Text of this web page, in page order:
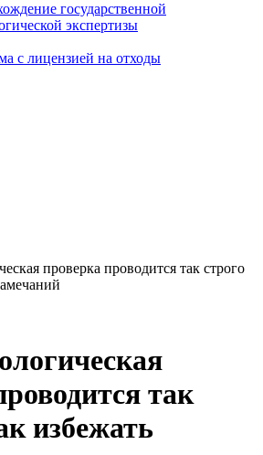
государственной
экспертизы
с лицензией на отходы
проверка проводится так строго
так
избежать